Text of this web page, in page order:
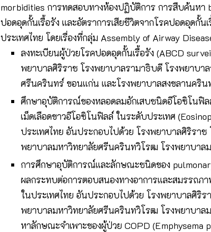
morbidities การทดสอบทางห้องปฏิบัติการ การสืบค้นห
ปอดอุดกั้นเรื้อรัง และอัตราการเสียชีวิตจากโรคปอดอุดกั้
ประเทศไทย โดยเรื่องที่กลุ่ม Assembly of Airway
ลงทะเบียนผู้ป่วยโรคปอดอุดกั้นเรื้อรัง (ABCD
พยาบาลศิริราช โรงพยาบาลรามาธิบดี โรงพยาบ
ศรีนครินทร์ ขอนแก่น และโรงพยาบาลสงขลานคริน
ศึกษาอุบัติการณ์ของหลอดลมอักเสบชนิดอีโอซิโนฟิ
เม็ดเลือดขาวอีโอซิโนฟิลล์ ในระดับประเทศ
ประเทศไทย อันประกอบไปด้วย โรงพยาบาลศิริรา
พยาบาลมหาวิทยาลัยศรีนครินทวิโรฒ โรงพยาบาล
การศึกษาอุบัติการณ์และลักษณะชนิดของ
ผลกระทบต่อการตอบสนองทางอาการและสมรรถ
ในประเทศไทย อันประกอบไปด้วย โรงพยาบาลศิริ
พยาบาลมหาวิทยาลัยศรีนครินทวิโรฒ โรงพยาบาล
หาลักษณะจำเพาะของผู้ป่วย COPD (Emphysema